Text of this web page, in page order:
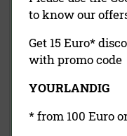
to know our
Get 15 Euro*
with promo code
YOURLANDIG
* from 100 Euro